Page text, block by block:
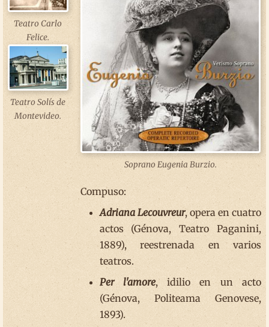
Teatro Carlo
Felice.
Teatro Solís de
Montevideo.
Soprano Eugenia Burzio.
Compuso:
Adriana Lecouvreur, opera en cuatro
actos (Génova, Teatro Paganini,
1889), reestrenada en varios
teatros.
Per l'amore, idilio en un acto
(Génova, Politeama Genovese,
1893).